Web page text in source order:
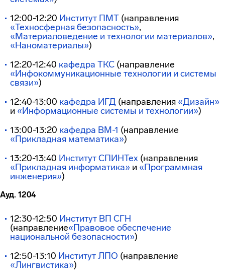
12:00-12:20 Институт ПМТ (направления
«Техносферная безопасность»,
«Материаловедение и технологии материалов»,
«Наноматериалы»)
12:20-12:40 кафедра ТКС (направление
«Инфокоммуникационные технологии и системы
связи»)
12:40-13:00 кафедра ИГД (направления «Дизайн»
и «Информационные системы и технологии»)
13:00-13:20 кафедра ВМ-1 (направление
«Прикладная математика»)
13:20-13:40 Институт СПИНТех (направления
«Прикладная информатика» и «Программная
инженерия»)
Ауд. 1204
12:30-12:50 Институт ВП СГН
(направление«Правовое обеспечение
национальной безопасности»)
12:50-13:10 Институт ЛПО (направление
«Лингвистика»)